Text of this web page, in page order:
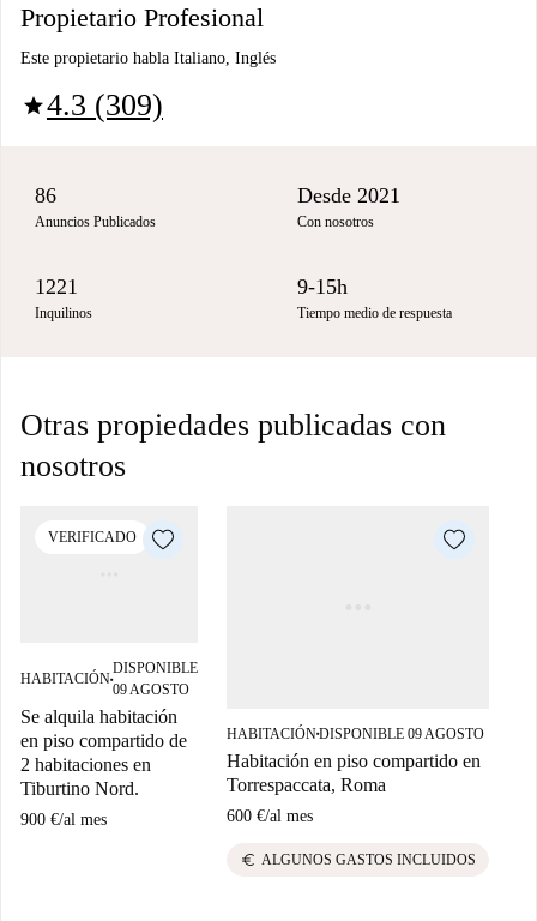
Propietario Profesional
Este propietario habla Italiano, Inglés
star4.3 (309)
86
Anuncios Publicados
Desde 2021
Con nosotros
1221
Inquilinos
9-15h
Tiempo medio de respuesta
Otras propiedades publicadas con
nosotros
VERIFICADO
HABITACIÓN■
DISPONIBLE
09 AGOSTO
Se alquila habitación
en piso compartido de
2 habitaciones en
Tiburtino Nord.
900 €/al mes
HABITACIÓN■DISPONIBLE 09 AGOSTO
Habitación en piso compartido en
Torrespaccata, Roma
600 €/al mes
euro ALGUNOS GASTOS INCLUIDOS